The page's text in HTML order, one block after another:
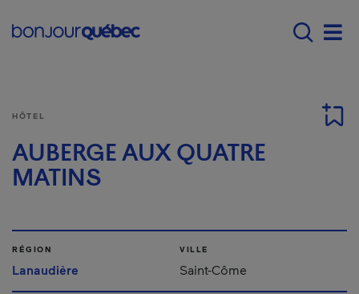
Main navigation -
HÔTEL
AUBERGE AUX QUATRE
MATINS
RÉGION
Lanaudière
VILLE
Saint-Côme